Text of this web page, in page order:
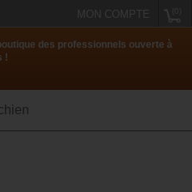
MON COMPTE
des professionnels ouverte à
!